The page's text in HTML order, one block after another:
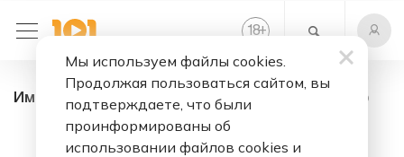
18+
Импульс - радио онлайн. Слушать бесплатно
Мы используем файлы cookies.
Продолжая пользоваться сайтом, вы
подтверждаете, что были
проинформированы об
использовании файлов cookies и